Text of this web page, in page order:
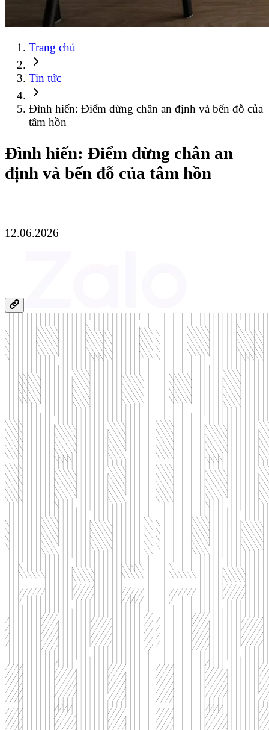
Trang chủ
Tin tức
Đình hiến: Điểm dừng chân an định và bến đỗ của
tâm hồn
Đình hiến: Điểm dừng chân an
định và bến đỗ của tâm hồn
12.06.2026